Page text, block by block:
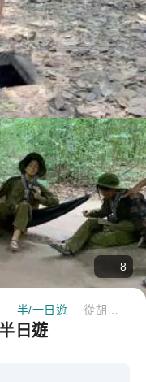
8
半/一日遊
日遊